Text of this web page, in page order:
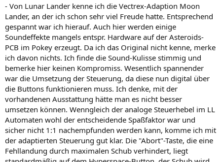
- Von Lunar Lander kenne ich die Vectrex-Adaption Moon
Lander, an der ich schon sehr viel Freude hatte. Entsprechend
gespannt war ich hierauf. Auch hier werden einige
Soundeffekte mangels entspr. Hardware auf der Asteroids-
PCB im Pokey erzeugt. Da ich das Original nicht kenne, merke
ich davon nichts. Ich finde die Sound-Kulisse stimmig und
bemerke hier keinen Kompromiss. Wesentlich spannender
war die Umsetzung der Steuerung, da diese nun digital über
die Buttons funktionieren muss. Ich denke, mit der
vorhandenen Ausstattung hätte man es nicht besser
umsetzen können. Wenngleich der analoge Steuerhebel im LL
Automaten wohl der entscheidende Spaßfaktor war und
sicher nicht 1:1 nachempfunden werden kann, komme ich mit
der adaptierten Steuerung gut klar. Die "Abort"-Taste, die eine
Fehllandung durch maximalen Schub verhindert, liegt